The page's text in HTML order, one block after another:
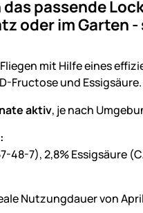
passende
oder im Garten
mit Hilfe eines
Fructose und Essigsäure.
aktiv, je nach
48-7), 2,8% Essigsäure
Nutzungdauer von